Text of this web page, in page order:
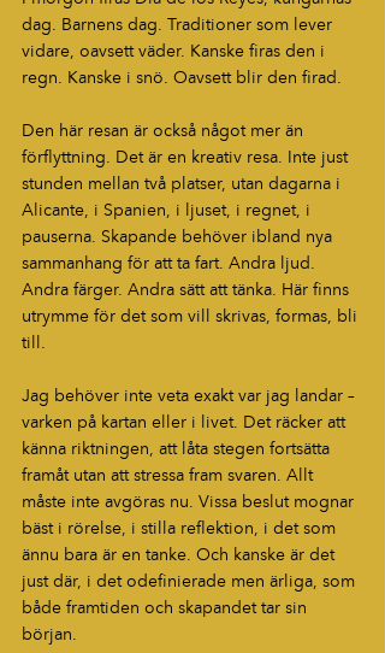
dag. Barnens dag. Traditioner som lever
vidare, oavsett väder. Kanske firas den i
regn. Kanske i snö. Oavsett blir den firad.
Den här resan är också något mer än
förflyttning. Det är en kreativ resa. Inte just
stunden mellan två platser, utan dagarna i
Alicante, i Spanien, i ljuset, i regnet, i
pauserna. Skapande behöver ibland nya
sammanhang för att ta fart. Andra ljud.
Andra färger. Andra sätt att tänka. Här finns
utrymme för det som vill skrivas, formas, bli
till.
Jag behöver inte veta exakt var jag landar –
varken på kartan eller i livet. Det räcker att
känna riktningen, att låta stegen fortsätta
framåt utan att stressa fram svaren. Allt
måste inte avgöras nu. Vissa beslut mognar
bäst i rörelse, i stilla reflektion, i det som
ännu bara är en tanke. Och kanske är det
just där, i det odefinierade men ärliga, som
både framtiden och skapandet tar sin
början.